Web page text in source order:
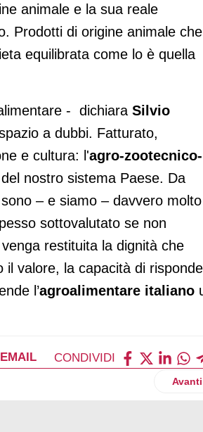
animale e la sua reale
Prodotti di origine animale che
equilibrata come lo è quella
- dichiara Silvio
a dubbi. Fatturato,
e cultura: l'agro-zootecnico-
nostro sistema Paese. Da
– e siamo – davvero molto
sottovalutato se non
restituita la dignità che
valore, la capacità di
l’agroalimentare italiano
EMAIL CONDIVIDI
e all’estero Avanti